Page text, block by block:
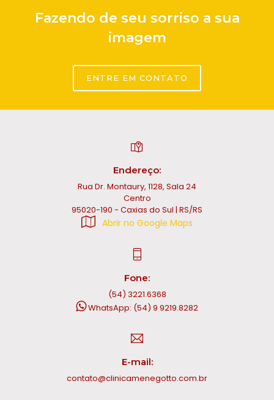
Fazendo de seu sorriso a sua
imagem
ENTRE EM CONTATO
Endereço:
Rua Dr. Montaury, 1128, Sala 24
Centro
95020-190 - Caxias do Sul | RS/RS
Abrir no Google Maps
Fone:
(54) 3221.6368
WhatsApp: (54) 9 9219.8282
E-mail:
contato@clinicamenegotto.com.br